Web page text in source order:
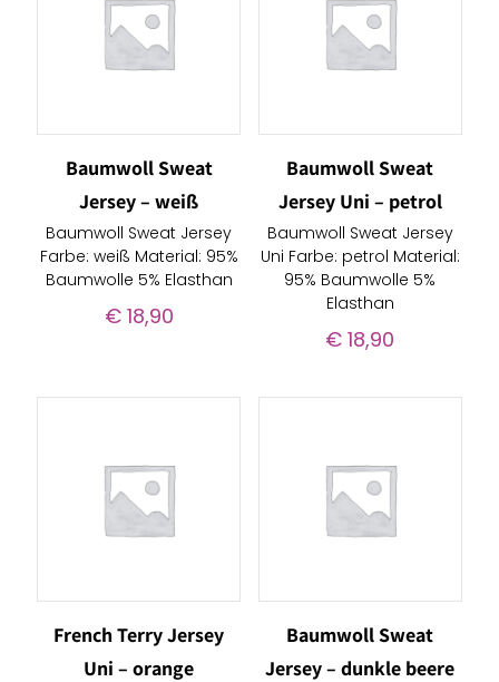
Baumwoll Sweat
Jersey – weiß
Baumwoll Sweat Jersey
Farbe: weiß Material: 95%
Baumwolle 5% Elasthan
€18,90
Baumwoll Sweat
Jersey Uni – petrol
Baumwoll Sweat Jersey
Uni Farbe: petrol Material:
95% Baumwolle 5%
Elasthan
€ 18,90
French Terry Jersey
Uni – orange
Baumwoll Sweat
Jersey – dunkle beere